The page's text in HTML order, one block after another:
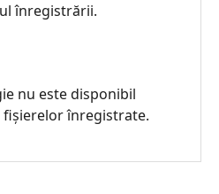
înregistrării.
nu este disponibil
înregistrate.